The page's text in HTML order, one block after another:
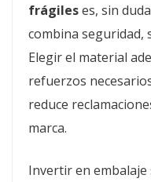
frágileses, sin
combina seguridad,
Elegir el material
refuerzos
reduce
marca.
Invertir en